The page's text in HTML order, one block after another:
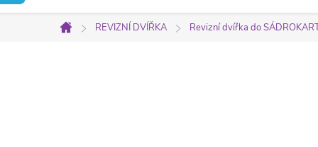
Domů
REVIZNÍ DVÍŘKA Revizní dvířka do